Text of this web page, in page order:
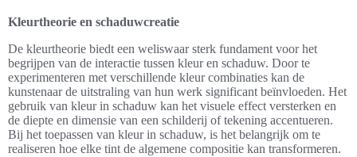
Kleurtheorie en schaduwcreatie
De kleurtheorie biedt een weliswaar sterk fundament voor het
begrijpen van de interactie tussen kleur en schaduw. Door te
experimenteren met verschillende kleur combinaties kan de
kunstenaar de uitstraling van hun werk significant beïnvloeden. Het
gebruik van kleur in schaduw kan het visuele effect versterken en
de diepte en dimensie van een schilderij of tekening accentueren.
Bij het toepassen van kleur in schaduw, is het belangrijk om te
realiseren hoe elke tint de algemene compositie kan transformeren.